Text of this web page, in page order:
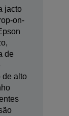
jacto
on-
de
de alto